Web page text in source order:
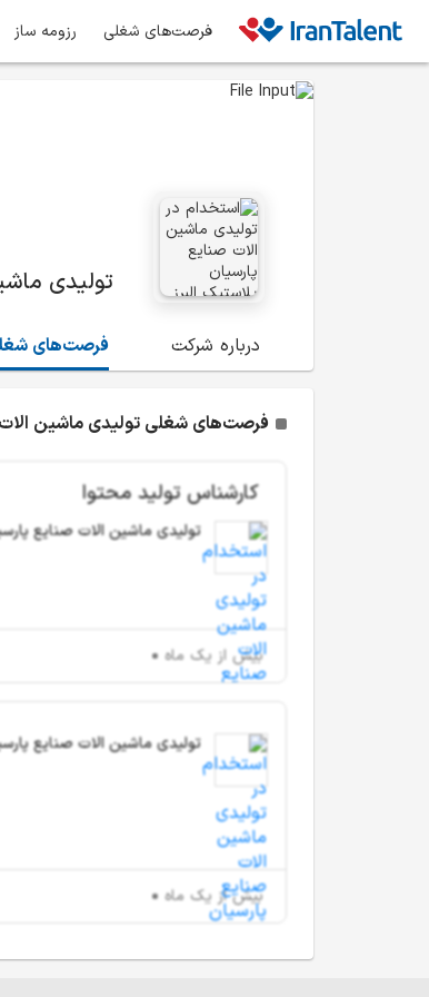
فرصت‌های شغلی رزومه ساز
تولیدی
درباره شرکت فرصت‌های
فرصت‌های شغلی تولیدی ماشین الات
کارشناس تولید محتوا
تولیدی ماشین الات صنایع
بیش از یک ماه
تولیدی ماشین الات صنایع
بیش از یک ماه